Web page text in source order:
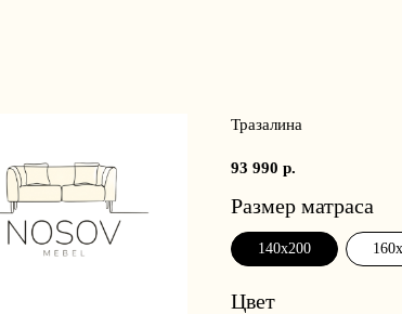
Тразалина
93 990 р.
Размер матраса
140x200
Цвет